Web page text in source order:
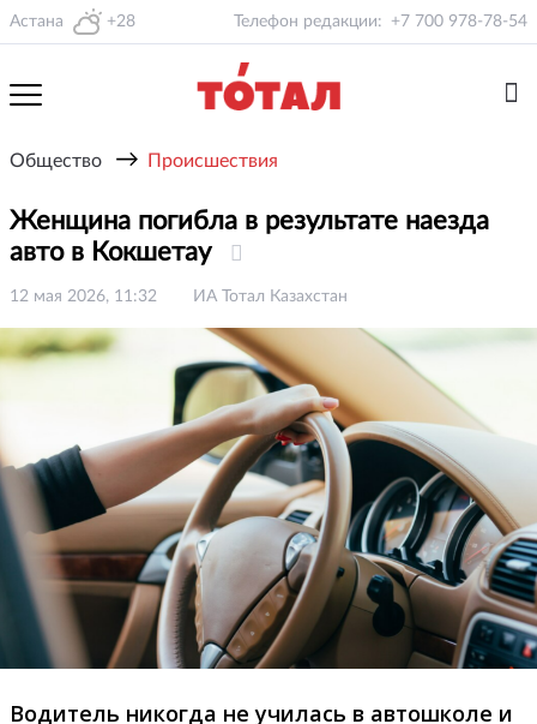
Астана +28 Телефон редакции: +7 700 978-78-54
Общество → Происшествия
Женщина погибла в результате наезда
авто в Кокшетау
12 мая 2026, 11:32 ИА Тотал Казахстан
Водитель никогда не училась в автошколе и